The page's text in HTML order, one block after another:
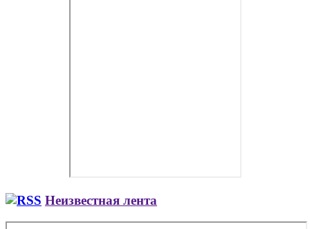
Неизвестная лента